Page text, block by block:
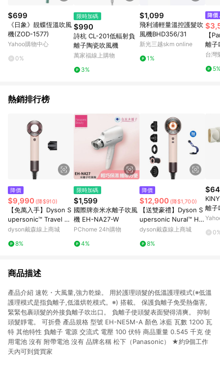
不符合回饋資格。 (7) 若上述或其他原因，致使消費者無接收到
點數回饋或點數回饋有爭議，台灣樂天市場保有更改條款與法律
追訴之權利，活動詳情以樂天市場網站公告為準。
$699
《日象》靚蝶恆溫吹風
機(ZOD-1577)
Yahoo購物中心
0%
限時加碼
$990
詩杭 CL-201低輻射負
離子陶瓷吹風機
萬家福線上購物
3%
$1,099
飛利浦輕量溫控護髮吹
風機BHD356/31
新光三越skm online
1%
【
離子
M)
台灣
熱銷排行榜
降價
$9,990 (降$910)
【免萬入手】Dyson S
upersonic™ Travel HD
19 隨行吹風機 (粉霧玫
dyson戴森線上商城
8%
限時加碼
$1,599
國際牌奈米水離子吹風
機 EH-NA27-W
PChome 24h購物
4%
降價
$12,900 (降$1,700)
【送雙豪禮】Dyson S
upersonic Nural™ HD
16 全新一代 智能吹風
dyson戴森線上商城
8%
離子
入
禁送
商品描述
產品介紹 速乾・大風量,強力乾燥。 用於護理頭髮的低溫護理模式(※低溫
護理模式是指負離子,低溫烘乾模式。※) 搭載。 保護負離子免受熱傷害,
緊緊包裹頭髮的外接負離子吹出口。 負離子使頭髮表面變得清爽。 抑制
頭髮靜電。 可折疊 產品規格 型號 EH-NE5M-A 顏色 冰藍 瓦數 1200 瓦
特 其他特性 負離子 電源 交流式 電壓 100 伏特 商品重量 0.545 千克 使
用電池 沒有 附帶電池 沒有 品牌名稱 松下（Panasonic） ★約9個工作
天內可到貨買家